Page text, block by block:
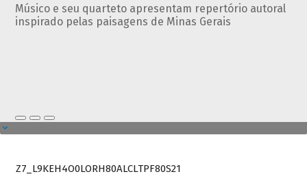
Músico e seu quarteto apresentam repertório autoral
inspirado pelas paisagens de Minas Gerais
Z7_L9KEH4O0LORH80ALCLTPF80S21